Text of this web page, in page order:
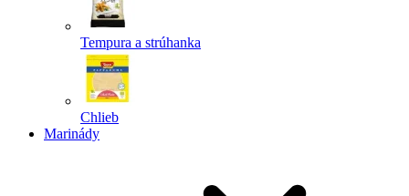
Tempura a strúhanka
Chlieb
Marinády